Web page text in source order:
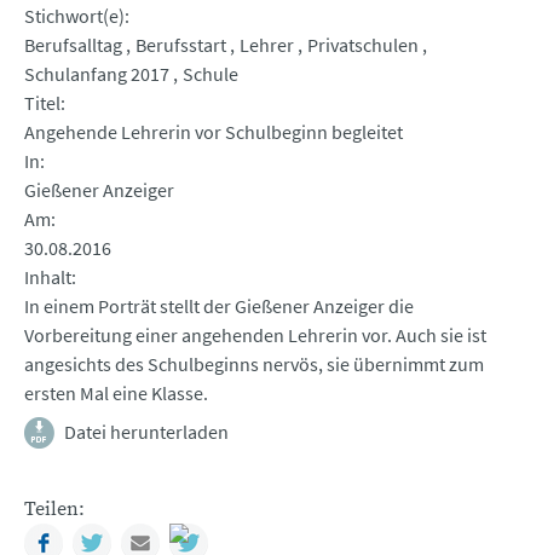
Stichwort(e)
Berufsalltag Berufsstart Lehrer Privatschulen
Schulanfang 2017 Schule
Titel
Angehende Lehrerin vor Schulbeginn begleitet
In
Gießener Anzeiger
Am
30.08.2016
Inhalt
In einem Porträt stellt der Gießener Anzeiger die
Vorbereitung einer angehenden Lehrerin vor. Auch sie ist
angesichts des Schulbeginns nervös, sie übernimmt zum
ersten Mal eine Klasse.
Datei herunterladen
Teilen:
FacebookTwitterMail